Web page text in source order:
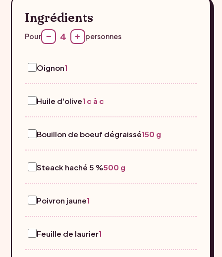
Ingrédients
Pour − 4 + personnes
Oignon1
Huile d'olive1 c à c
Bouillon de boeuf dégraissé150 g
Steack haché 5 %500 g
Poivron jaune1
Feuille de laurier1